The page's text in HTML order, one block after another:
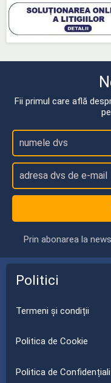
Fii primul care află
Prin abonarea la
Politici
Termeni și condiții
Politica de Cookie
Politica de